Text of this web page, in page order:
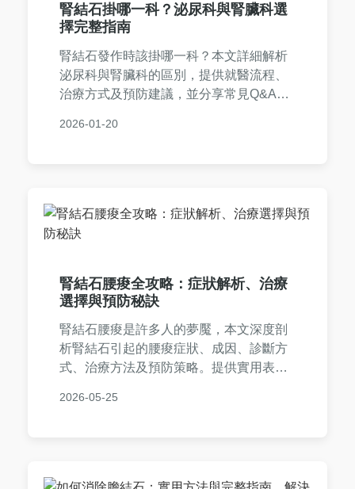
腎結石掛哪一科？泌尿科與腎臟科選
擇完整指南
腎結石發作時該掛哪一科？本文詳細解析
泌尿科與腎臟科的區別，提供就醫流程、
治療方式及預防建議，並分享常見Q&A，
療。內容基於實際經驗，實用性強，解決
2026-01-20
腎結石腰痠全攻略：症狀解析、治療
選擇與預防秘訣
腎結石腰痠是許多人的夢魘，本文深度剖
析腎結石引起的腰痠症狀、成因、診斷方
式、治療方法及預防策略。提供實用表格
您從根本解決問題。內容基於真實經驗與
2026-05-25